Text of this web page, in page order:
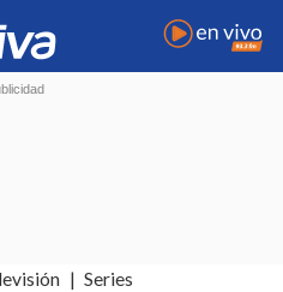
Series